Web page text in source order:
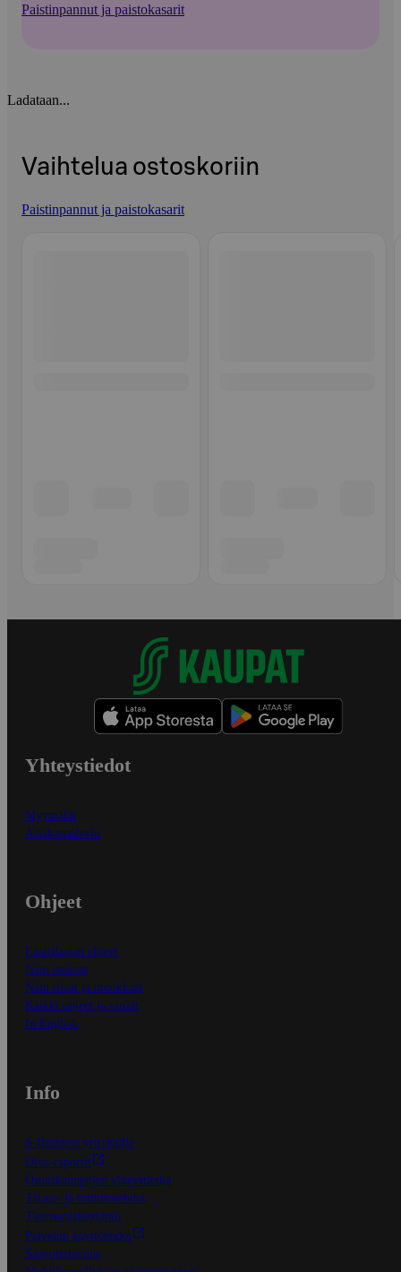
Paistinpannut ja paistokasarit
Ladataan...
Vaihtelua ostoskoriin
Paistinpannut ja paistokasarit
Yhteystiedot
Myymälät
Asiakaspalvelu
Ohjeet
Ensitilaajan ohjeet
Näin maksat
Näin tilaat ja muokkaat
Kaikki ohjeet ja vinkit
In English
Info
S-Business yrityksille
Oiva-raportit
Osuuskauppojen yhteystiedot
Tilaus- ja toimitusehdot
Tietosuojakäytäntö
Palvelun käyttöehdot
Saavutettavuus